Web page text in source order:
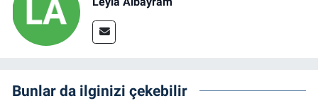
Bunlar da ilginizi çekebilir